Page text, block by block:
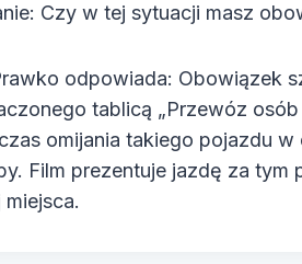
Czy w tej sytuacji masz
odpowiada: Obowiązek
tablicą „Przewóz osób
omijania takiego pojazdu
Film prezentuje jazdę za
miejsca.